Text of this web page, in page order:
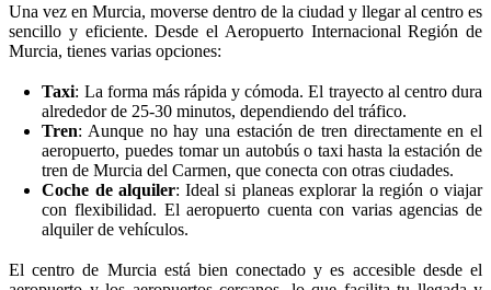
Una vez en Murcia, moverse dentro de la ciudad y llegar al centro es
sencillo y eficiente. Desde el Aeropuerto Internacional Región de
Murcia, tienes varias opciones:
Taxi: La forma más rápida y cómoda. El trayecto al centro dura
alrededor de 25-30 minutos, dependiendo del tráfico.
Tren: Aunque no hay una estación de tren directamente en el
aeropuerto, puedes tomar un autobús o taxi hasta la estación de
tren de Murcia del Carmen, que conecta con otras ciudades.
Coche de alquiler: Ideal si planeas explorar la región o viajar
con flexibilidad. El aeropuerto cuenta con varias agencias de
alquiler de vehículos.
El centro de Murcia está bien conectado y es accesible desde el